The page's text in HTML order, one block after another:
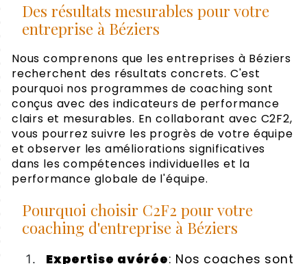
Des résultats mesurables pour votre
entreprise à Béziers
Nous comprenons que les entreprises à Béziers
recherchent des résultats concrets. C'est
pourquoi nos programmes de coaching sont
conçus avec des indicateurs de performance
clairs et mesurables. En collaborant avec C2F2,
vous pourrez suivre les progrès de votre équipe
et observer les améliorations significatives
dans les compétences individuelles et la
performance globale de l'équipe.
Pourquoi choisir C2F2 pour votre
coaching d'entreprise à Béziers
Expertise avérée: Nos coaches sont